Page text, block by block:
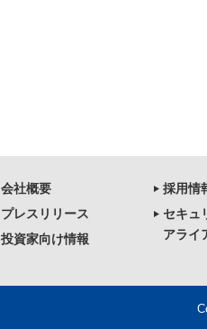
会社概要
プレスリリース
投資家向け情報
採用情
セキュ
アライ